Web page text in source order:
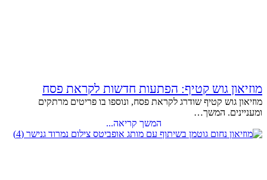
מוזיאון גוש קטיף: הפתעות חדשות לקראת פסח
מוזיאון גוש קטיף שודרג לקראת פסח, ונוספו בו פריטים מרתקים
ומעניינים. המשך…
המשך קריאה...